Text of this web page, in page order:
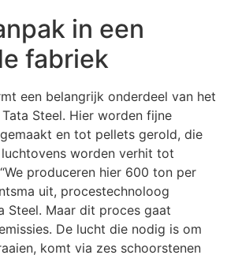
in een
fabriek
een belangrijk onderdeel van het
Steel. Hier worden fijne
en tot pellets gerold, die
worden verhit tot
“We produceren hier 600 ton per
uit, procestechnoloog
Steel. Maar dit proces gaat
De lucht die nodig is om
komt via zes schoorstenen